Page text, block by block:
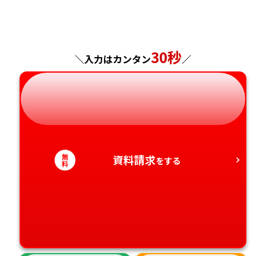
岐阜県
静岡県
奈良県
和歌山県
山口県
徳島県
熊本県
大分県
＼入力はカンタン30秒／
無
料 資料請求をする